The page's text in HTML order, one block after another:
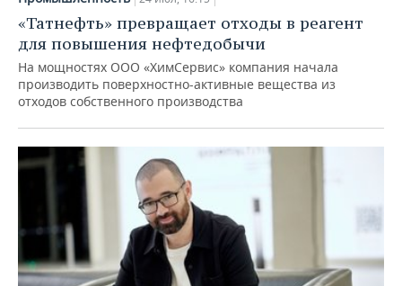
«Татнефть» превращает отходы в реагент
для повышения нефтедобычи
На мощностях ООО «ХимСервис» компания начала
производить поверхностно-активные вещества из
отходов собственного производства